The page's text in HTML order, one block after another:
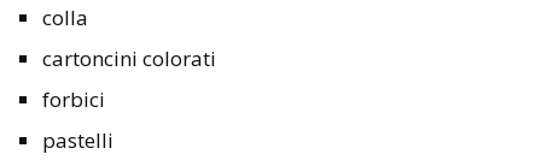
colla
cartoncini colorati
forbici
pastelli